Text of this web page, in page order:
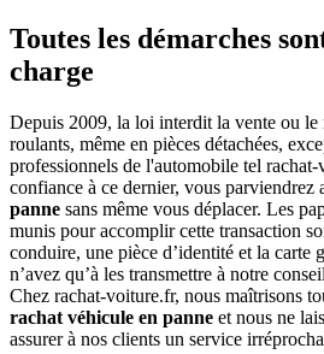
Toutes les démarches
charge
Depuis 2009, la loi interdit la vente ou le
roulants, même en pièces détachées,
professionnels de l'automobile tel
confiance à ce dernier, vous parviendrez
panne sans même vous déplacer. Les
munis pour accomplir cette transaction
conduire, une pièce d’identité et la carte
n’avez qu’à les transmettre à notre
Chez rachat-voiture.fr, nous maîtrisons
rachat véhicule en panne et nous ne
assurer à nos clients un service